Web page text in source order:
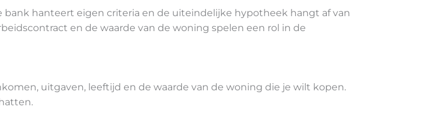
hanteert eigen criteria en de uiteindelijke hypotheek hangt af van
en de waarde van de woning spelen een rol in de
uitgaven, leeftijd en de waarde van de woning die je wilt kopen.